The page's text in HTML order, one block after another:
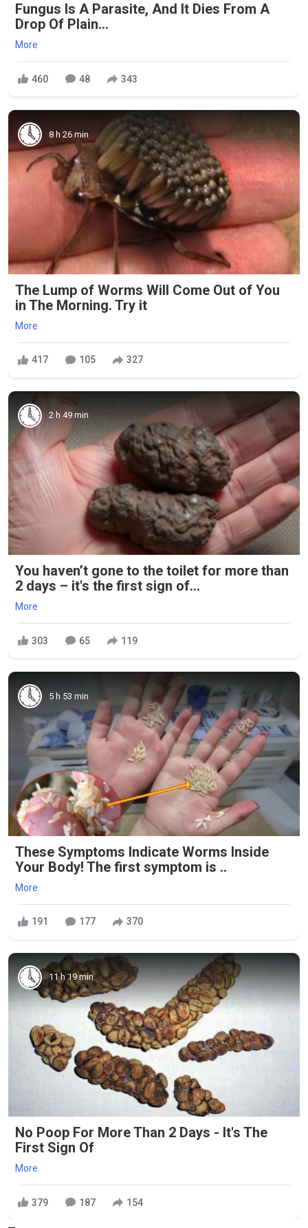
Fungus Is A Parasite, And It Dies From A
Drop Of Plain...
More
460 48 343
8 h 26 min
The Lump of Worms Will Come Out of You
in The Morning. Try it
More
417 105 327
2 h 49 min
You haven’t gone to the toilet for more than
2 days – it's the first sign of...
More
303 65 119
5 h 53 min
These Symptoms Indicate Worms Inside
Your Body! The first symptom is ..
More
191 177 370
11 h 19 min
No Poop For More Than 2 Days - It's The
First Sign Of
More
379 187 154